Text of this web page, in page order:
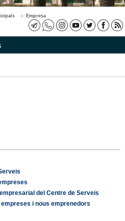
Empresa
del Centre de Serveis
i nous emprenedors